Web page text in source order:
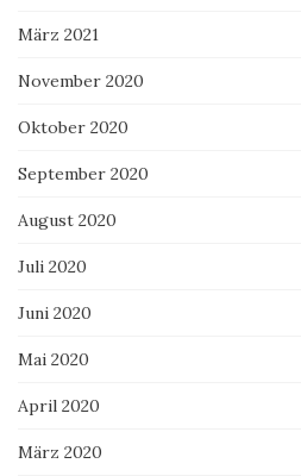
März 2021
November 2020
Oktober 2020
September 2020
August 2020
Juli 2020
Juni 2020
Mai 2020
April 2020
März 2020